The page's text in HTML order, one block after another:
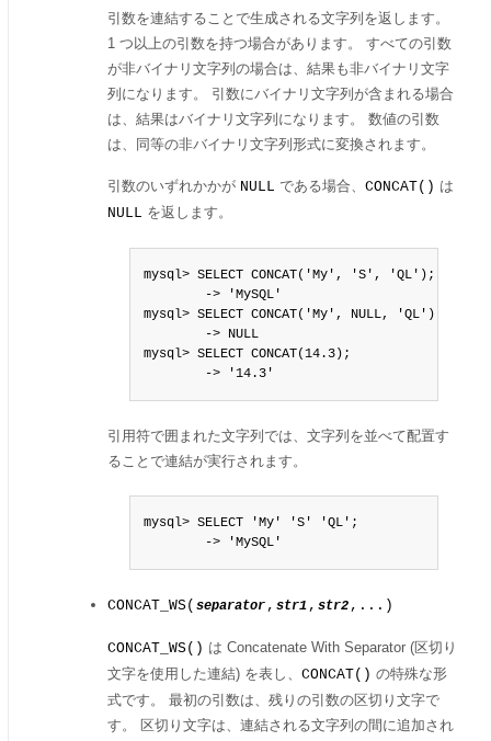
引数を連結することで生成される文字列を返します。
1 つ以上の引数を持つ場合があります。 すべての引数
が非バイナリ文字列の場合は、結果も非バイナリ文字
列になります。 引数にバイナリ文字列が含まれる場合
は、結果はバイナリ文字列になります。 数値の引数
は、同等の非バイナリ文字列形式に変換されます。
引数のいずれかかが NULL である場合、 CONCAT() は
NULL を返します。
mysql> SELECT CONCAT('My', 'S', 'QL');
        -> 'MySQL'
mysql> SELECT CONCAT('My', NULL, 'QL');
        -> NULL
mysql> SELECT CONCAT(14.3);
        -> '14.3'
引用符で囲まれた文字列では、文字列を並べて配置す
ることで連結が実行されます。
mysql> SELECT 'My' 'S' 'QL';
        -> 'MySQL'
CONCAT_WS( separator , str1 , str2 ,...)
CONCAT_WS() は Concatenate With Separator (区切り
文字を使用した連結) を表し、 CONCAT() の特殊な形
式です。 最初の引数は、残りの引数の区切り文字で
す。 区切り文字は、連結される文字列の間に追加され